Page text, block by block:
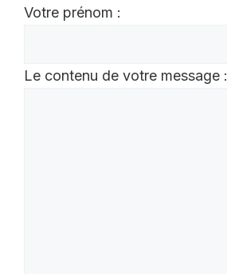
Votre prénom :
Le contenu de votre message :